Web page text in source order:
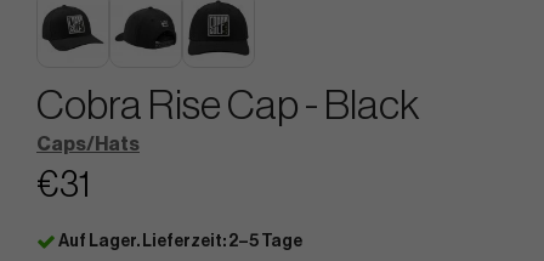
Cobra Rise Cap - Black
Caps/Hats
€31
Auf Lager. Lieferzeit: 2–5 Tage